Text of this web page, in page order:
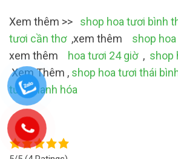
Xem thêm >> shop hoa tươi bình
tươi cần thơ,xem thêm shop
xem thêm hoa tươi 24 giờ , shop
Xem Thêm , shop hoa tươi thái
tươi thanh hóa